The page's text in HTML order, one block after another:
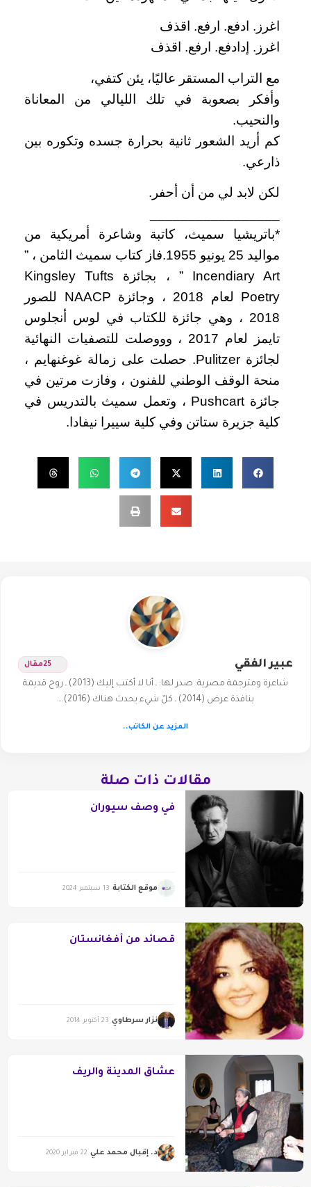
اغرز. ادفع. ارفع. اقذف
اغرز. إدادفع. ارفع. اقذف
مع التراب المستقر عاليًا، يئن كتفي،
وأفكر بصعوبة في تلك الليالي من المعاناة
والنحيب.
كم أريد الشعور ثانية بحرارة جسده وتكوره بين
ذارعي.
لكن لابد لي من أن أحفر.
*باتريشيا سميث، كاتبة وشاعرة أمريكية من
مواليد 25 يونيو 1955.فاز كتاب سميث الثامن ، ”
Incendiary Art ” ، بجائزة Kingsley Tufts
Poetry لعام 2018 ، وجائزة NAACP للصور
2018 ، وهي جائزة للكتاب في لوس أنجلوس
تايمز لعام 2017 ، وووصلت للتصفيات النهائية
لجائزة Pulitzer. حصلت على زمالة غوغنهايم ،
منحة الوقف الوطني للفنون ، وفازت مرتين في
جائزة Pushcart ، وتعمل سميث بالتدريس في
كلية جزيرة ستاتن وفي كلية سييرا نيفادا.
عبير الفقي 25مقال
شاعرة ومترجمة مصرية: صدر لها: ـ أنا لا أكتب إليك (2013) ـ روح قديمة
بنافذة عرض (2014) ـ كلّ شيء يحدث هناك (2016).…
المزيد عن الكاتب..
مقالات ذات صلة
في وصف سيوران
موقع الكتابة 13 سبتمبر 2024
قصائد من أفغانستان
نزار سرطاوي 23 أكتوبر 2014
عشاق المدينة والريف
د. إقبال محمد علي 22 فبراير 2020